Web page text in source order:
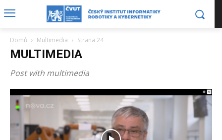
Domů Multimedia Strana 24
MULTIMEDIA
Post with multimedia